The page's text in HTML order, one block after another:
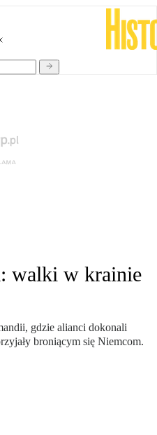
walki w krainie
gdzie alianci dokonali
broniącym się Niemcom.